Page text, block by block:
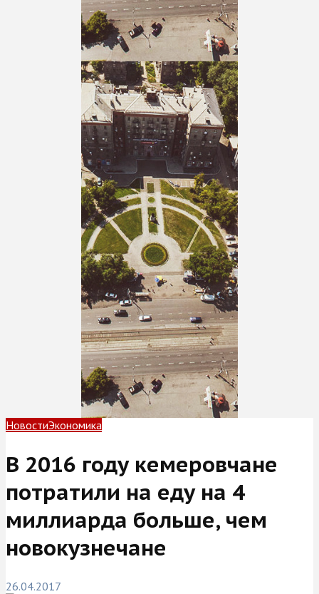
НовостиЭкономика
В 2016 году кемеровчане
потратили на еду на 4
миллиарда больше, чем
новокузнечане
26.04.2017